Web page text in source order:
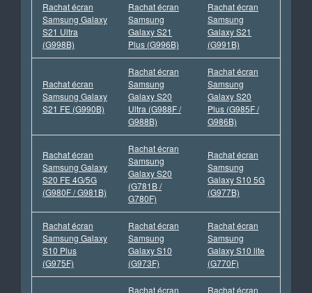
Rachat écran
Samsung Galaxy
S21 Ultra
(G998B)
Rachat écran
Samsung
Galaxy S21
Plus (G996B)
Rachat écran
Samsung
Galaxy S21
(G991B)
Rachat écran
Samsung Galaxy
S21 FE (G990B)
Rachat écran
Samsung
Galaxy S20
Ultra (G988F /
G988B)
Rachat écran
Samsung
Galaxy S20
Plus (G985F /
G986B)
Rachat écran
Samsung Galaxy
S20 FE 4G/5G
(G980F / G981B)
Rachat écran
Samsung
Galaxy S20
(G781B /
G780F)
Rachat écran
Samsung
Galaxy S10 5G
(G977B)
Rachat écran
Samsung Galaxy
S10 Plus
(G975F)
Rachat écran
Samsung
Galaxy S10
(G973F)
Rachat écran
Samsung
Galaxy S10 lite
(G770F)
Rachat écran Rachat écran